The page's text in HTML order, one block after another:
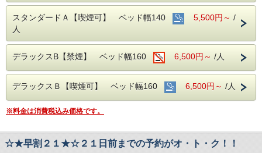
機、製氷機、電子レンジ、アメニティバー、
会議室
団体様の場合や時期によりキャンセル規定が
異なります
詳しくはホテルまでお問い合わせくださいま
1日１台税込300円 ※バス・トラックは事前
予約をお願いします（料金が異なります）
■焼き立てパンや産直市から取り寄せた地元
野菜の和洋バイキング(定価：￥1320（税
込）)
朝食付きプランでご予約いただくとお得にお
召し上がりいただけます
■室内設備(全部屋１４平米以上)
JR伊予西条駅真正面、西条市の中心地のホテ
ル
西日本最高峰の石鎚山を望める展望浴場をお
■男女別展望浴場(最上階：９階)
西日本最高峰の石鎚山や西条市の街並を望め
営業時間：14:00~24:00、翌6:00~9:00
スタンダードＡ【喫煙可】 ベッド幅140 5,500円～ /
人
デラックスB【禁煙】 ベッド幅160 6,500円～ /人
デラックスＢ【喫煙可】 ベッド幅160 6,500円～ /人
※料金は消費税込み価格です。
☆★早割２１★☆２１日前までの予約がオ・ト・ク！！